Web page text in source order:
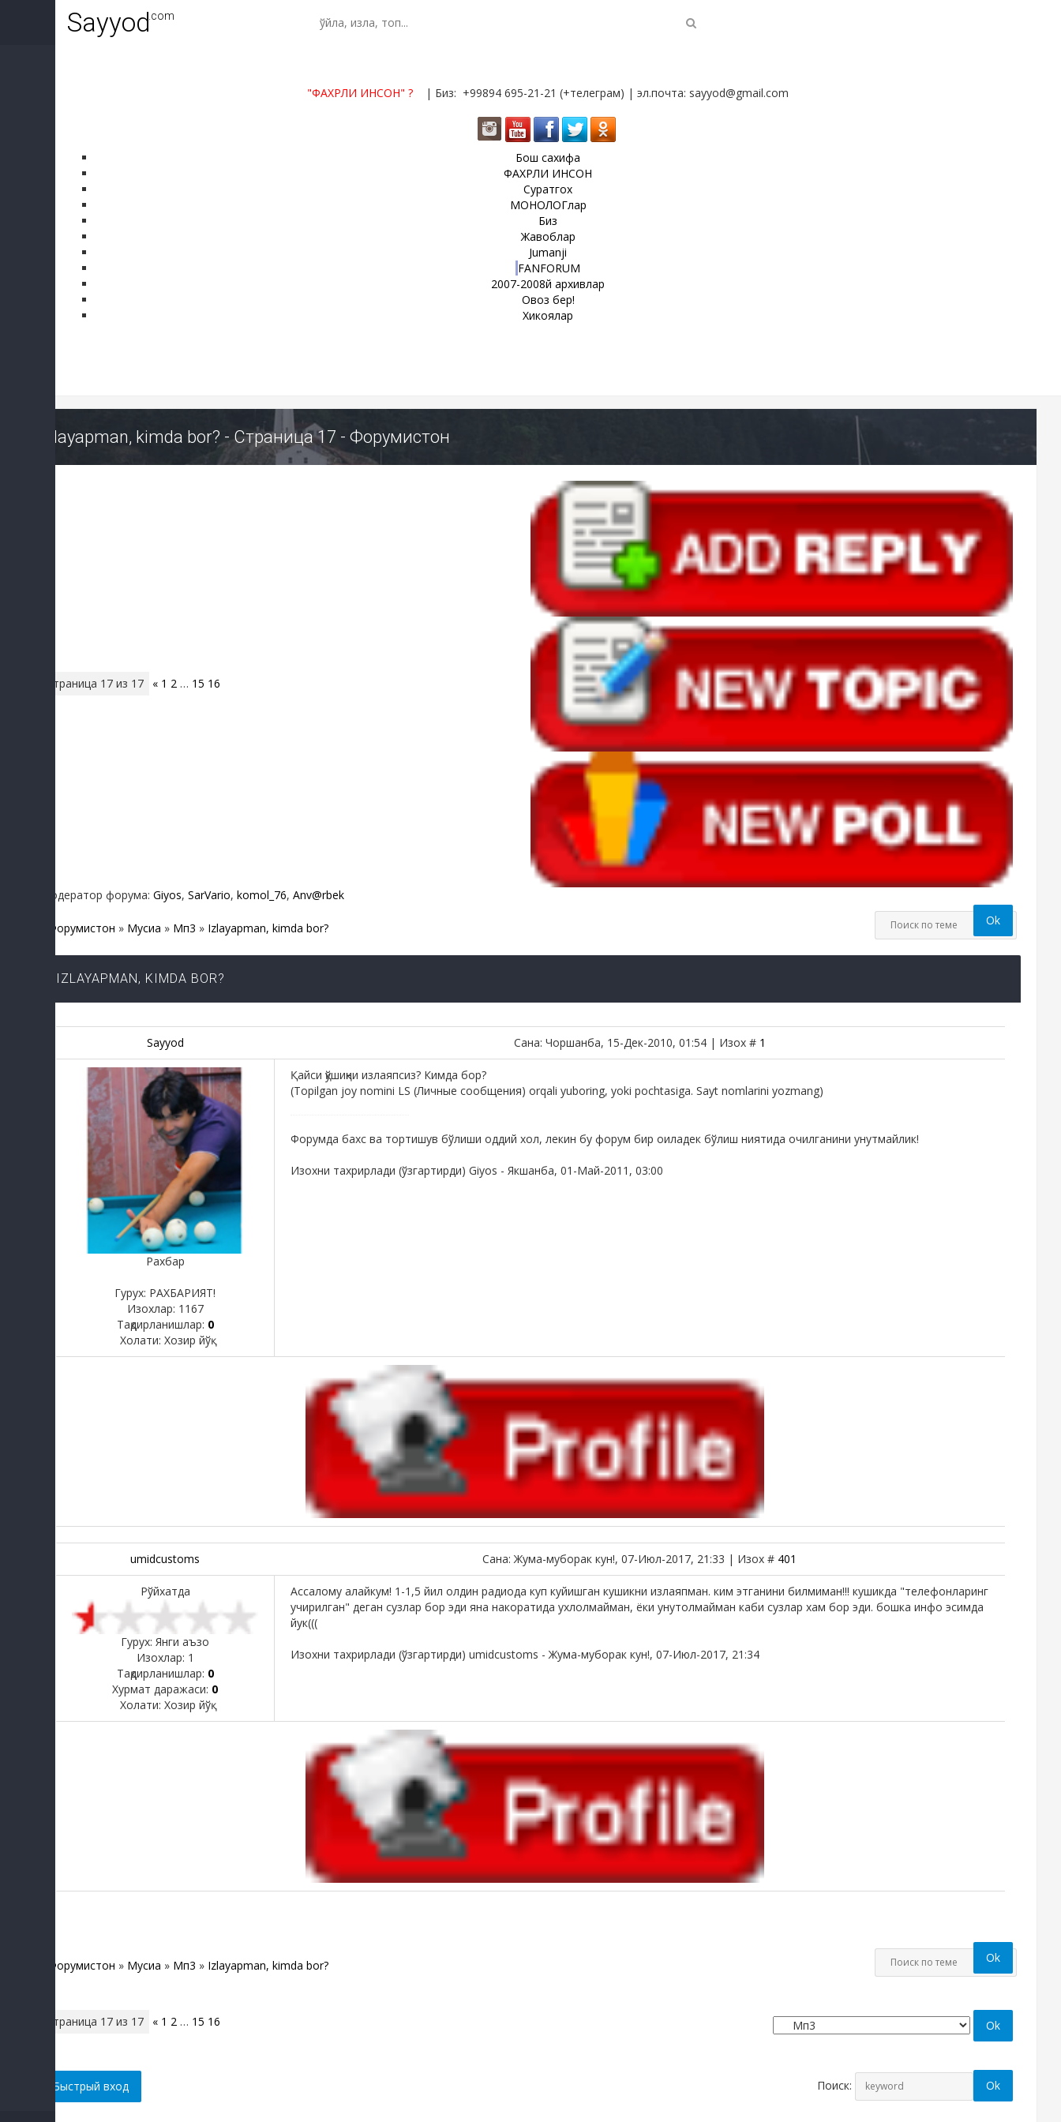
Sayyod.com
"ФАХРЛИ ИНСОН"? | Биз: +99894 695-21-21 (+телеграм) | эл.почта: sayyod@gmail.com
Бош сахифа
ФАХРЛИ ИНСОН
Суратгох
МОНОЛОГлар
Биз
Жавоблар
Jumanji
FANFORUM
2007-2008й архивлар
Овоз бер!
Хикоялар
Izlayapman, kimda bor? - Страница 17 - Форумистон
Страница 17 из 17 « 1 2 … 15 16
Модератор форума: Giyos, SarVario, komol_76, Anv@rbek
Форумистон » Мусиқа » Мп3 » Izlayapman, kimda bor?
IZLAYAPMAN, KIMDA BOR?
Sayyod Сана: Чоршанба, 15-Дек-2010, 01:54 | Изох # 1
Рахбар
Гурух: РАХБАРИЯТ!
Изохлар: 1167
Тақдирланишлар: 0
Холати: Хозир йўқ
Қайси қўшиқни излаяпсиз? Кимда бор?
(Topilgan joy nomini LS (Личные сообщения) orqali yuboring, yoki pochtasiga. Sayt nomlarini yozmang)
Форумда бахс ва тортишув бўлиши оддий хол, лекин бу форум бир оиладек бўлиш ниятида очилганини унутмайлик!
Изохни тахрирлади (ўзгартирди) Giyos - Якшанба, 01-Май-2011, 03:00
umidcustoms Сана: Жума-муборак кун!, 07-Июл-2017, 21:33 | Изох # 401
Рўйхатда
Гурух: Янги аъзо
Изохлар: 1
Тақдирланишлар: 0
Хурмат даражаси: 0
Холати: Хозир йўқ
Ассалому алайкум! 1-1,5 йил олдин радиода куп куйишган кушикни излаяпман. ким этганини билмиман!!! кушикда "телефонларинг
учирилган" деган сузлар бор эди яна накоратида ухлолмайман, ёки унутолмайман каби сузлар хам бор эди. бошка инфо эсимда
йук(((
Изохни тахрирлади (ўзгартирди) umidcustoms -Жума-муборак кун!, 07-Июл-2017, 21:34
Форумистон » Мусиқа » Мп3 » Izlayapman, kimda bor?
Страница 17 из 17 « 1 2 … 15 16
Поиск: